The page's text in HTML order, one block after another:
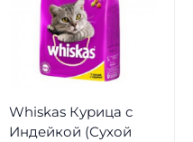
Whiskas Курица с
Индейкой (Сухой